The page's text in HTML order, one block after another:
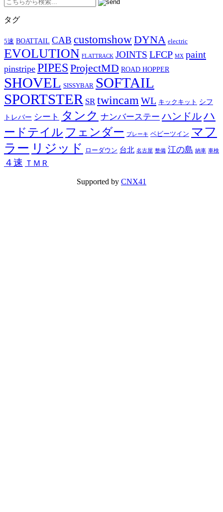
タグ
5速 BOATTAIL CAB customshowDYNA electric
EVOLUTION FLATTRACK JOINTS LFCP MX paint
pinstripe PIPES ProjectMD ROAD HOPPER
SHOVEL SISSYBAR SOFTAIL
SPORTSTER SR twincamWL キックキット シフ
トレバー シート タンク ナンバーステー ハンドルハ
ードテイル フェンダー ブレーキ ベビーツイン マフ
ラー リジッド ローダウン 台北 名古屋 整備 江の島 納車 車検
４速 ＴＭＲ
Supported by CNX41